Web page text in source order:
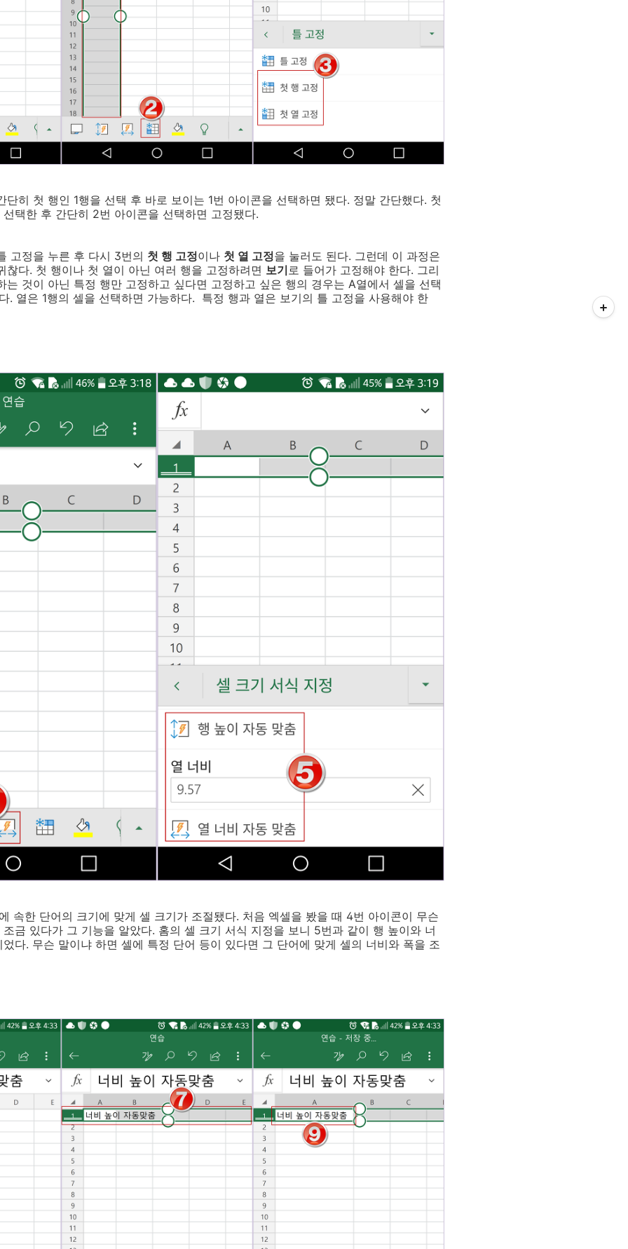
히 첫 행인 1행을 선택 후 바로 보이는 1번 아이콘을 선택하면 됐다. 정말 간단했다. 첫
택한 후 간단히 2번 아이콘을 선택하면 고정됐다.
고정을 누른 후 다시 3번의 첫 행 고정이나 첫 열 고정을 눌러도 된다. 그런데 이 과정은
찮다. 첫 행이나 첫 열이 아닌 여러 행을 고정하려면 보기 로 들어가 고정해야 한다. 그리
는 것이 아닌 특정 행만 고정하고 싶다면 고정하고 싶은 행의 경우는 A열에서 셀을 선택
. 열은 1행의 셀을 선택하면 가능하다. 특정 행과 열은 보기의 틀 고정을 사용해야 한
속한 단어의 크기에 맞게 셀 크기가 조절됐다. 처음 엑셀을 봤을 때 4번 아이콘이 무슨
금 있다가 그 기능을 알았다. 홈의 셀 크기 서식 지정을 보니 5번과 같이 행 높이와 너
다. 무슨 말이냐 하면 셀에 특정 단어 등이 있다면 그 단어에 맞게 셀의 너비와 폭을 조